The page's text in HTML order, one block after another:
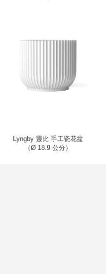
Lyngby 靈比 手工瓷花盆
（Ø 18.9 公分）